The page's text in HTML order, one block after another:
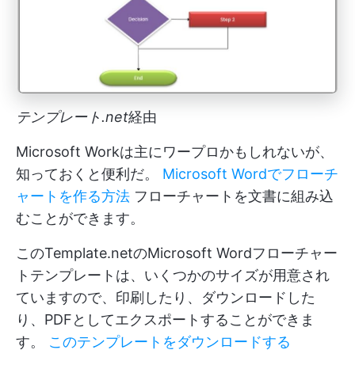
テンプレート.net経由
Microsoft Workは主にワープロかもしれないが、
知っておくと便利だ。 Microsoft Wordでフローチ
ャートを作る方法 フローチャートを文書に組み込
むことができます。
このTemplate.netのMicrosoft Wordフローチャー
トテンプレートは、いくつかのサイズが用意され
ていますので、印刷したり、ダウンロードした
り、PDFとしてエクスポートすることができま
す。 このテンプレートをダウンロードする